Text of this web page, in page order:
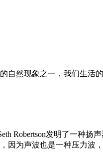
自然现象之一，我们生活
Robertson发明了一种
因为声波也是一种压力波